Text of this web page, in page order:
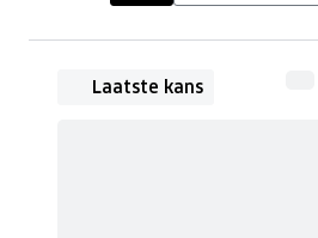
Laatste kans